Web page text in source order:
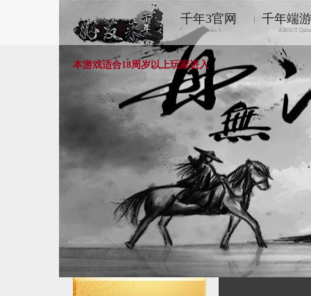
千年3官网
Qiānnián 3
千年端
ABOUT
本游戏适合18周岁以上玩家进入